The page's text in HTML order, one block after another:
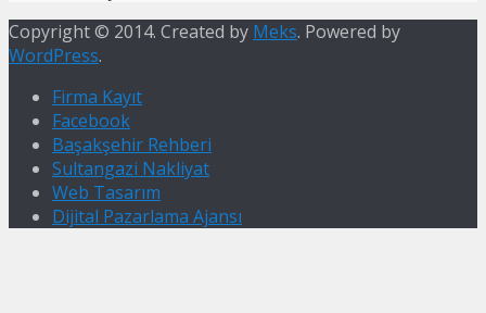
Copyright © 2014. Created by Meks. Powered by
WordPress.
Firma Kayıt
Facebook
Başakşehir Rehberi
Sultangazi Nakliyat
Web Tasarım
Dijital Pazarlama Ajansı